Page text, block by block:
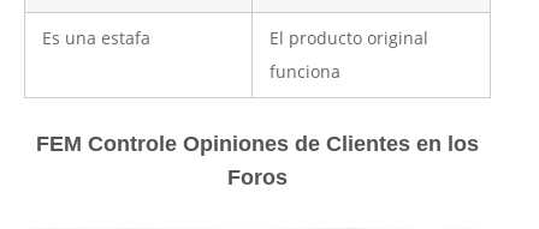
Es una estafa
El producto original
funciona
FEM Controle Opiniones de Clientes en los
Foros